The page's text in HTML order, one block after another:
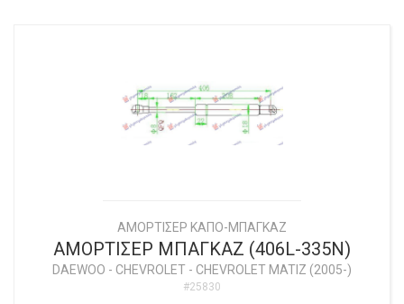
ΑΜΟΡΤΙΣΕΡ ΚΑΠΟ-ΜΠΑΓΚΑΖ
ΑΜΟΡΤΙΣΕΡ ΜΠΑΓΚΑΖ (406L-335N)
DAEWOO - CHEVROLET - CHEVROLET MATIZ (2005-)
#25830